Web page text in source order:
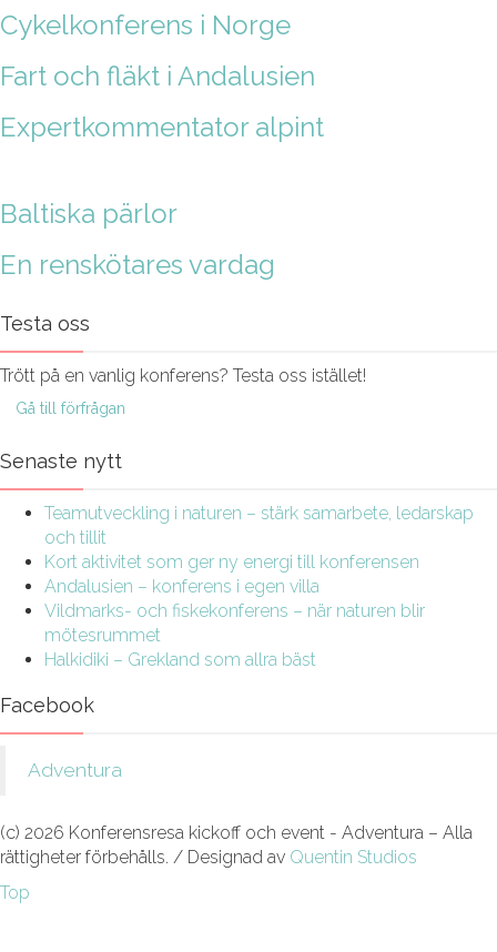
Cykelkonferens i Norge
Fart och fläkt i Andalusien
Expertkommentator alpint
Baltiska pärlor
En renskötares vardag
Testa oss
Trött på en vanlig konferens? Testa oss istället!
Gå till förfrågan
Senaste nytt
Teamutveckling i naturen – stärk samarbete, ledarskap
och tillit
Kort aktivitet som ger ny energi till konferensen
Andalusien – konferens i egen villa
Vildmarks- och fiskekonferens – när naturen blir
mötesrummet
Halkidiki – Grekland som allra bäst
Facebook
Adventura
(c) 2026 Konferensresa kickoff och event - Adventura – Alla
rättigheter förbehålls. / Designad av Quentin Studios
Top